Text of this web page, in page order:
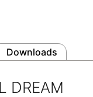
Downloads
DREAM